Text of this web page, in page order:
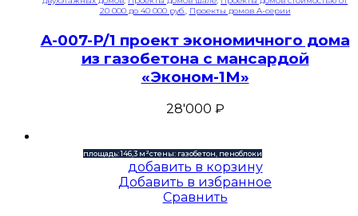
20 000 до 40 000 руб., Проекты домов A-серии
A-007-P/1 проект экономичного дома
из газобетона с мансардой
«Эконом-1М»
28'000 ₽
площадь: 146,3 м²стены: газобетон, пеноблоки
добавить в корзину
Добавить в избранное
Сравнить